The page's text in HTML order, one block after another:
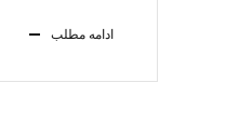
ادامه مطلب